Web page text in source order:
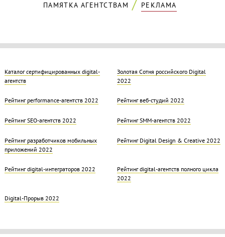
ПАМЯТКА АГЕНТСТВАМ
РЕКЛАМА
Каталог сертифицированных digital-
агентств
Золотая Cотня российского Digital
2022
Рейтинг performance-агентств 2022 Рейтинг веб-студий 2022
Рейтинг SEO-агентств 2022 Рейтинг SMM-агентств 2022
Рейтинг разработчиков мобильных
приложений 2022
Рейтинг Digital Design & Creative 2022
Рейтинг digital-интеграторов 2022
Рейтинг digital-агентств полного цикла
2022
Digital-Прорыв 2022